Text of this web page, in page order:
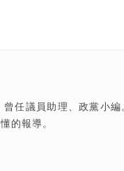
曾任議員助理、政黨小
的報導。